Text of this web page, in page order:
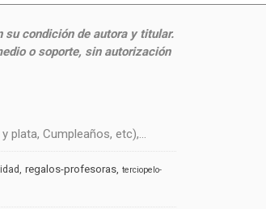
su condición de autora y titular.
o soporte, sin autorización
plata, Cumpleaños, etc),...
regalos-profesoras terciopelo-